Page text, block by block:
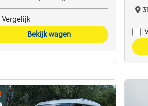
Vergelijk
Bekijk wagen